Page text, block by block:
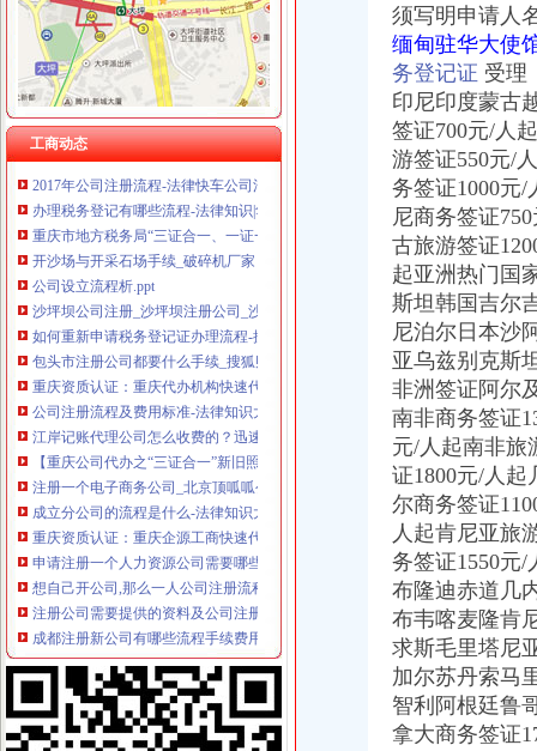
工商动态
开沙场与开采石场手续_破碎机厂家
注册个公司要多少钱？注册公司流程步骤_更富学院_资讯_更富网
重庆沙坪坝工商**公司注册重庆沙坪坝工商**优惠办理重庆公司注册今
沙坪坝哪里可以办理,沙坪坝哪里能够办理个人无押|价
重庆沙坪坝门户网
重庆--中国政协新闻网--人民网
2017年公司注册流程-法律快车公司法
办理税务登记有哪些流程-法律知识|华律网（66Law.cn）
重庆市地方税务局“三证合一、一证一码”登记模式办税（费）指南
开沙场与开采石场手续_破碎机厂家
公司设立流程析.ppt
沙坪坝公司注册_沙坪坝注册公司_沙坪坝代办注册公司_沙坪坝代理公
如何重新申请税务登记证办理流程-搜问问
包头市注册公司都要什么手续_搜狐财经_搜狐网
重庆资质认证：重庆代办机构快速代办房地产开发资质,执照,物管资
公司注册流程及费用标准-法律知识大全|律师365(.com)
江岸记账代理公司怎么收费的？迅速办理找哪家？-中介代理-深圳酷易搜
【重庆公司代办之“三证合一”新旧照换领的流程】-沙坪坝小龙坎易
注册一个电子商务公司_北京顶呱呱公司注册_搜狐其它_搜狐网
成立分公司的流程是什么-法律知识大全|律师365(.com)
重庆资质认证：重庆企源工商快速代办渝中区的房地产开发资质延期新
申请注册一个人力资源公司需要哪些流程和费用。我们公司主要从事代
想自己开公司,那么一人公司注册流程是什么？_搜狐财经_搜狐网
注册公司需要提供的资料及公司注册流程-搜百科
成都注册新公司有哪些流程手续费用？_贝多财务企业官网—站式企业
公司设立流程[46p].ppt
食品公司在沙坪坝区办注册要多久能开始运营_上海赢缘财务咨询有限
办理企业税务登记证-税务代理-武汉八方鼎力财务咨询有限公司
【税务登记证】税务登记证有效期税务登记证如何办理_十大品牌网
公司设立登记服务工作流程-姜爱律师文集
须写明申请人
缅甸驻华大使
务登记证 受理
印尼印度蒙古
签证700元/人
游签证550元/
务签证1000元/
尼商务签证
古旅游签证
起亚洲热门国
斯坦韩国吉尔
尼泊尔日本沙
亚乌兹别克斯
非洲签证阿尔
南非商务签证
元/人起南非旅
证1800元/人起
尔商务签证
人起肯尼亚旅
务签证1550元
布隆迪赤道几
布韦喀麦隆肯
求斯毛里塔尼
加尔苏丹索马
智利阿根廷鲁
拿大商务签证